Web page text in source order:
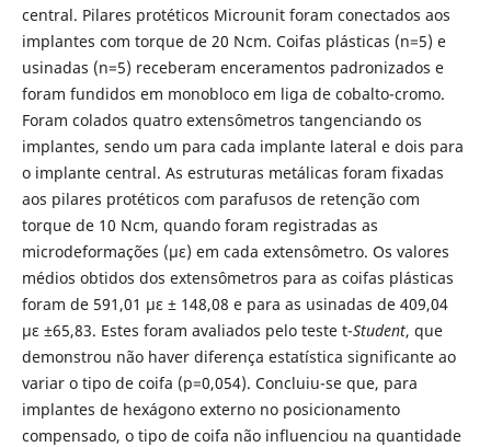
central. Pilares protéticos Microunit foram conectados aos
implantes com torque de 20 Ncm. Coifas plásticas (n=5) e
usinadas (n=5) receberam enceramentos padronizados e
foram fundidos em monobloco em liga de cobalto-cromo.
Foram colados quatro extensômetros tangenciando os
implantes, sendo um para cada implante lateral e dois para
o implante central. As estruturas metálicas foram fixadas
aos pilares protéticos com parafusos de retenção com
torque de 10 Ncm, quando foram registradas as
microdeformações (με) em cada extensômetro. Os valores
médios obtidos dos extensômetros para as coifas plásticas
foram de 591,01 με ± 148,08 e para as usinadas de 409,04
με ±65,83. Estes foram avaliados pelo teste t-Student, que
demonstrou não haver diferença estatística significante ao
variar o tipo de coifa (p=0,054). Concluiu-se que, para
implantes de hexágono externo no posicionamento
compensado, o tipo de coifa não influenciou na quantidade